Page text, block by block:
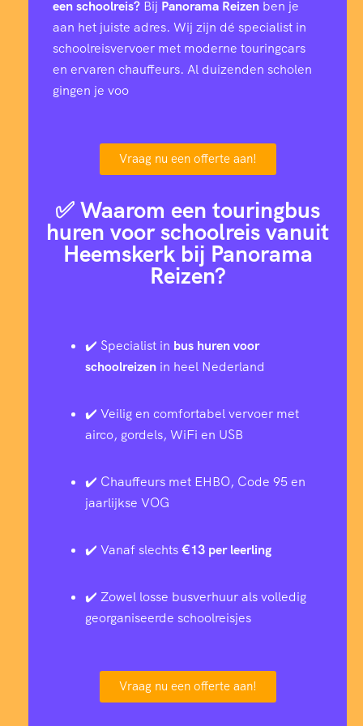
een schoolreis? Bij Panorama Reizen ben je
aan het juiste adres. Wij zijn dé specialist in
schoolreisvervoer met moderne touringcars
en ervaren chauffeurs. Al duizenden scholen
gingen je voo
Vraag nu een offerte aan!
✅ Waarom een touringbus
huren voor schoolreis vanuit
Heemskerk bij Panorama
Reizen?
✔️ Specialist in bus huren voor
schoolreizen in heel Nederland
✔️ Veilig en comfortabel vervoer met
airco, gordels, WiFi en USB
✔️ Chauffeurs met EHBO, Code 95 en
jaarlijkse VOG
✔️ Vanaf slechts€13 per leerling
✔️ Zowel losse busverhuur als volledig
georganiseerde schoolreisjes
Vraag nu een offerte aan!